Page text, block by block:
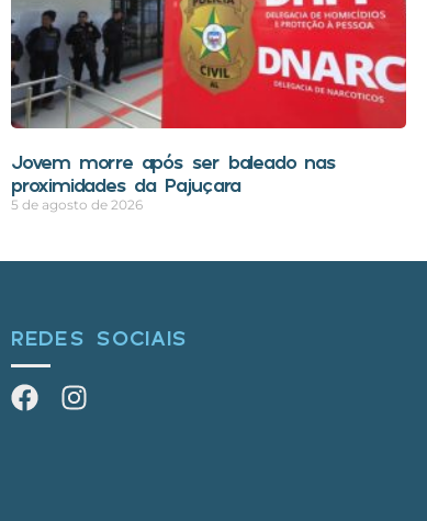
Jovem morre após ser baleado nas
proximidades da Pajuçara
5 de agosto de 2026
REDES SOCIAIS